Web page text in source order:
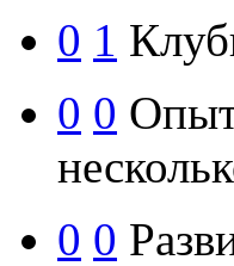
0 1
0 0
0 0